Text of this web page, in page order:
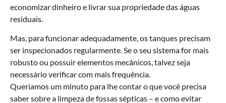
economizar dinheiro e livrar sua propriedade das águas
residuais.
Mas, para funcionar adequadamente, os tanques precisam
ser inspecionados regularmente. Se o seu sistema for mais
robusto ou possuir elementos mecânicos, talvez seja
necessário verificar com mais frequência.
Queríamos um minuto para lhe contar o que você precisa
saber sobre a limpeza de fossas sépticas – e como evitar